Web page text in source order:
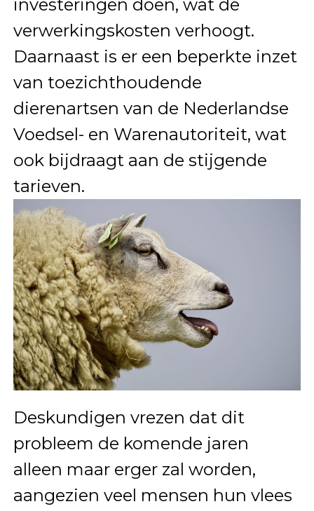
investeringen doen, wat de
verwerkingskosten verhoogt.
Daarnaast is er een beperkte inzet
van toezichthoudende
dierenartsen van de Nederlandse
Voedsel- en Warenautoriteit, wat
ook bijdraagt aan de stijgende
tarieven.
Deskundigen vrezen dat dit
probleem de komende jaren
alleen maar erger zal worden,
aangezien veel mensen hun vlees